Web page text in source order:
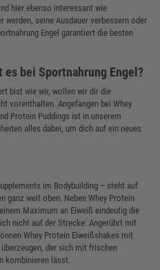
hier ebenso interessant wie
werden, seine Ausdauer verbessern oder
Engel garantiert die besten
bei Sportnahrung Engel?
bist wie wir, wollen wir dir die
vorenthalten. Angefangen bei Whey
Protein Puddings ist in unserem
alles dabei, um dich auf ein neues
im Bodybuilding – steht auf
ganz weit oben. Neben Whey Protein
Maximum an Eiweiß eindeutig die
nicht auf der Strecke: Angerührt mit
Whey Protein Eiweißshakes mit
der sich mit frischen
kombinieren lässt.